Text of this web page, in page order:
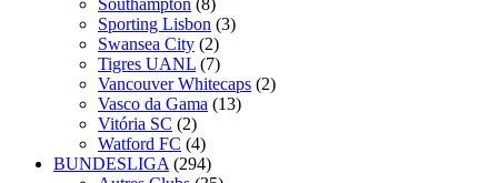
Southampton (8)
Sporting Lisbon (3)
Swansea City (2)
Tigres UANL (7)
Vancouver Whitecaps (2)
Vasco da Gama (13)
Vitória SC (2)
Watford FC (4)
BUNDESLIGA (294)